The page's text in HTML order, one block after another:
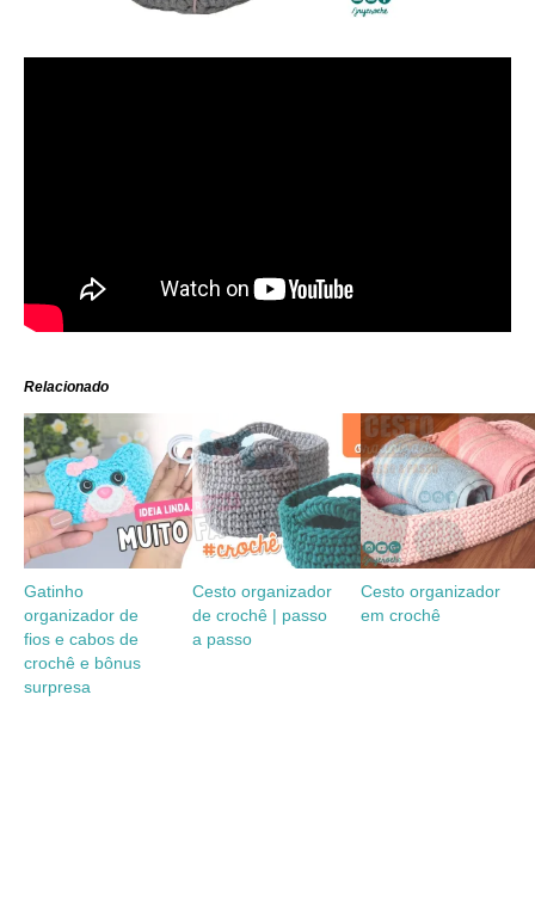
Relacionado
Gatinho
organizador de
fios e cabos de
crochê e bônus
surpresa
Cesto organizador
de crochê | passo
a passo
Cesto organizador
em crochê